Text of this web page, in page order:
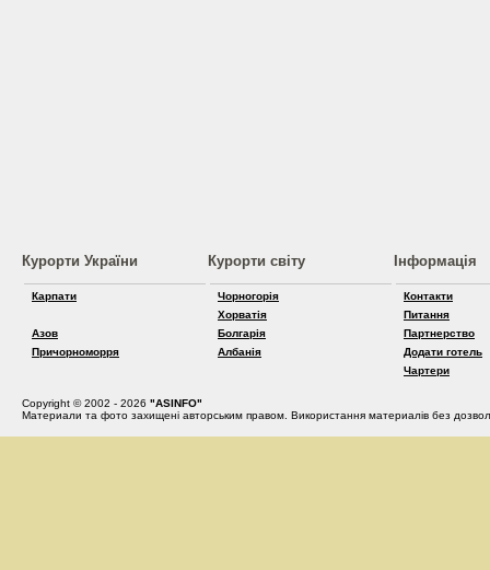
Курорти України
Карпати
Азов
Причорноморря
Курорти світу
Чорногорія
Хорватія
Болгарія
Албанія
Інформація
Контакти
Питання
Партнерство
Додати готель
Чартери
Copyright © 2002 - 2026 "ASINFO"
Материали та фото захищені авторським правом. Використання материалів без